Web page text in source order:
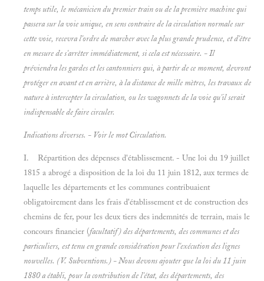
temps utile, le mécanicien du premier train ou de la première machine qui
passera sur la voie unique, en sens contraire de la circulation normale sur
cette voie, recevra l'ordre de marcher avecla plus grande prudence, et d'être
en mesure de s'arrêter immédiatement, si cela est nécessaire. - Il
préviendra les gardes et les cantonniers qui, à partir de ce moment, devront
protégeren avant eten arrière, à la distance de mille mètres, les travaux de
nature à intercepter la circulation, ou les wagonnets de la voie qu'il serait
indispensable de faire circuler.
Indications diverses. - Voir le motCirculation.
I. Répartition des dépenses d'établissement. - Une loi du 19 juillet
1815 a abrogé a disposition de la loi du 11 juin 1812, aux termes de
laquelle les départements et les communes contribuaient
obligatoirement dans les frais d'établissement et de construction des
chemins de fer, pour les deux tiers des indemnités de terrain, mais le
concours financier (facultatif) des départements, des communes et des
particuliers, est tenu en grande considération pour l'exécution des lignes
nouvelles. (V. Subventions.) - Nous devons ajouter que la loi du 11 juin
1880 a établi, pour la contribution de l'état, des départements, des